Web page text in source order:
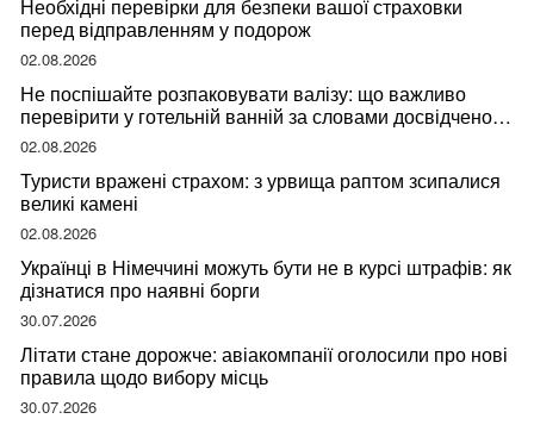
Необхідні перевірки для безпеки вашої страховки
перед відправленням у подорож
02.08.2026
Не поспішайте розпаковувати валізу: що важливо
перевірити у готельній ванній за словами досвідченої
мандрівниці
02.08.2026
Туристи вражені страхом: з урвища раптом зсипалися
великі камені
02.08.2026
Українці в Німеччині можуть бути не в курсі штрафів: як
дізнатися про наявні борги
30.07.2026
Літати стане дорожче: авіакомпанії оголосили про нові
правила щодо вибору місць
30.07.2026